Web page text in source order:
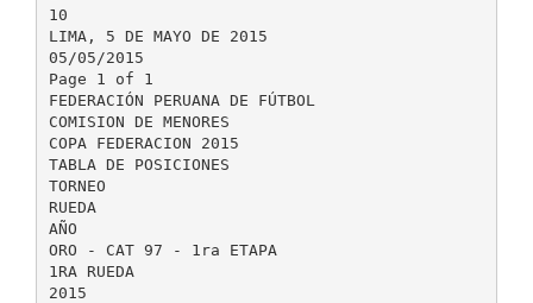
10
LIMA, 5 DE MAYO DE 2015
05/05/2015
Page 1 of 1
FEDERACIÓN PERUANA DE FÚTBOL
COMISION DE MENORES
COPA FEDERACION 2015
TABLA DE POSICIONES
TORNEO
RUEDA
AÑO
ORO - CAT 97 - 1ra ETAPA
1RA RUEDA
2015